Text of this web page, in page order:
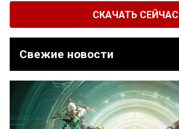
СКАЧАТЬ СЕЙЧАС
Свежие новости